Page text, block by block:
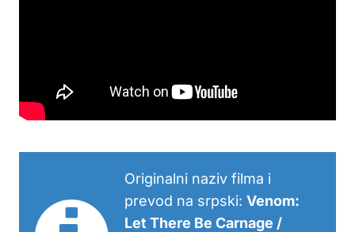
Originalni naziv filma i
prevod na srpski: Venom:
Let There Be Carnage /